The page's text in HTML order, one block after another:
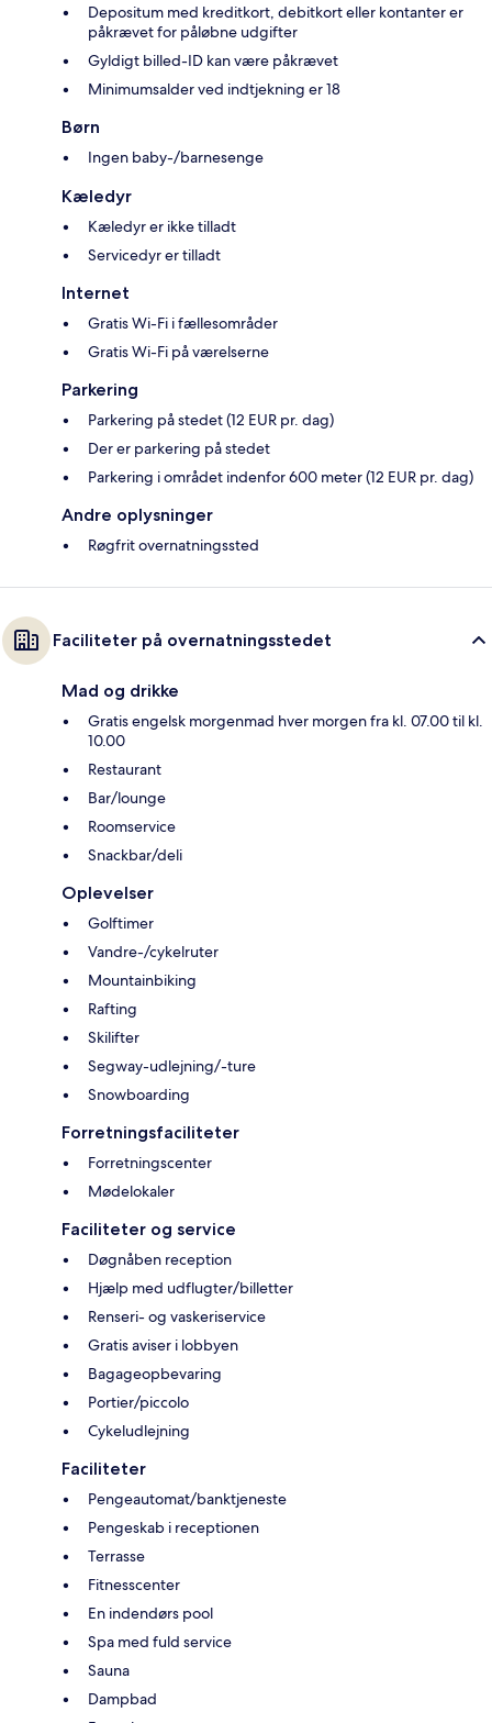
Depositum med kreditkort, debitkort eller kontanter er
påkrævet for påløbne udgifter
Gyldigt billed-ID kan være påkrævet
Minimumsalder ved indtjekning er 18
Børn
Ingen baby-/barnesenge
Kæledyr
Kæledyr er ikke tilladt
Servicedyr er tilladt
Internet
Gratis Wi-Fi i fællesområder
Gratis Wi-Fi på værelserne
Parkering
Parkering på stedet (12 EUR pr. dag)
Der er parkering på stedet
Parkering i området indenfor 600 meter (12 EUR pr. dag)
Andre oplysninger
Røgfrit overnatningssted
Faciliteter på overnatningsstedet
Mad og drikke
Gratis engelsk morgenmad hver morgen fra kl. 07.00 til kl.
10.00
Restaurant
Bar/lounge
Roomservice
Snackbar/deli
Oplevelser
Golftimer
Vandre-/cykelruter
Mountainbiking
Rafting
Skilifter
Segway-udlejning/-ture
Snowboarding
Forretningsfaciliteter
Forretningscenter
Mødelokaler
Faciliteter og service
Døgnåben reception
Hjælp med udflugter/billetter
Renseri- og vaskeriservice
Gratis aviser i lobbyen
Bagageopbevaring
Portier/piccolo
Cykeludlejning
Faciliteter
Pengeautomat/banktjeneste
Pengeskab i receptionen
Terrasse
Fitnesscenter
En indendørs pool
Spa med fuld service
Sauna
Dampbad